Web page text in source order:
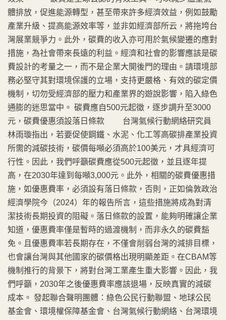
體排放，促進能源轉型，甚至帶來許多經濟效益，例如鼓勵
產業升級、提高能源效率等，並非如經濟部所云，將拖垮台
灣展業競爭力。此外，碳費的收入亦可用於氣候變遷的應對
措施，為社會帶來長遠的利益。經濟和社會的影響應該是碳
費設計的考量之一，而不是企業大開後門的理由。請環境部
務必堅守其對環境保護的立場，支持更嚴格、有效的碳定價
機制，切勿受經濟部的壓力和產業界的遊說影響，陷入綠色
通膨的迷思當中。 碳費應自500元起徵，逐步調升至3000
元，碳費優惠須設落日條款 台灣氣候行動網絡研究員
林雨璇指出，若要促使鋼鐵、水泥、化工等高碳排產業投資
所需的減碳技術，碳價每噸必須高於100美元，才具經濟可
行性。因此，我們呼籲碳費應從500元起徵，並且逐年提
高，在2030年達到每噸3,000元。此外，相關的碳費優惠措
施，如優惠費率，必須設有落日條款，否則，正如倫敦政治
經濟學院今（2024）年的報告所言，這些措施將成為對清
潔技術長期投資的阻礙。落日條款的設置，能夠明確讓企業
知道，優惠費率僅是暫時的過渡機制，而非永久的碳費豁
免。且優惠費率若長期存在，不僅會削弱台灣的減排目標，
也會讓台灣與其他國家的碳價格出現明顯差距。在CBAM等
機制推行的背景下，將對台灣工業產生重大影響。因此，我
們呼籲，2030年之後優惠費率應該退場，反映真實的減碳
成本。 發起聯合聲明團體：綠色公民行動聯盟、地球公民
基金會、環境權保障基金會、台灣氣候行動網絡、台灣環境